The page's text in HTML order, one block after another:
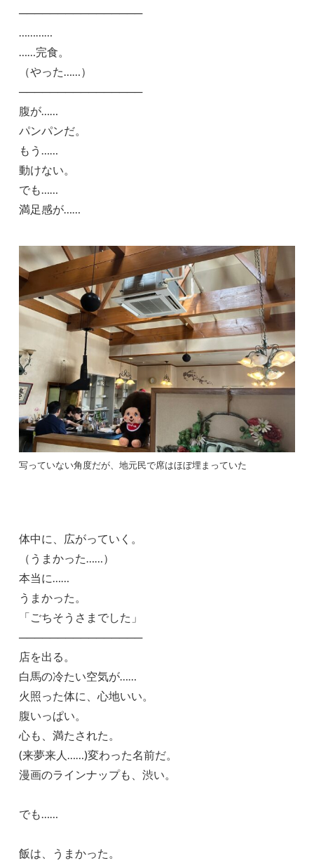
────────────────
……完食。
（やった……）
────────────────
腹が……
パンパンだ。
もう……
動けない。
でも……
満足感が……
写っていない角度だが、地元民で席はほぼ埋まっていた
体中に、広がっていく。
（うまかった……）
本当に……
うまかった。
「ごちそうさまでした」
────────────────
店を出る。
白馬の冷たい空気が……
火照った体に、心地いい。
腹いっぱい。
心も、満たされた。
(来夢来人……)変わった名前だ。
漫画のラインナップも、渋い。
でも……
飯は、うまかった。